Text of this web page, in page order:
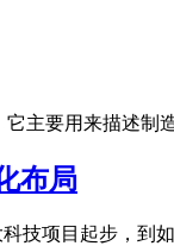
它主要用来描述
布局
技项目起步，